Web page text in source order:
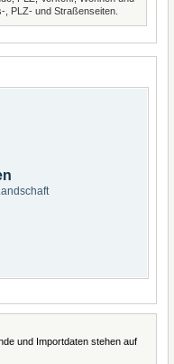
PLZ- und Straßenseiten.
und Importdaten stehen auf